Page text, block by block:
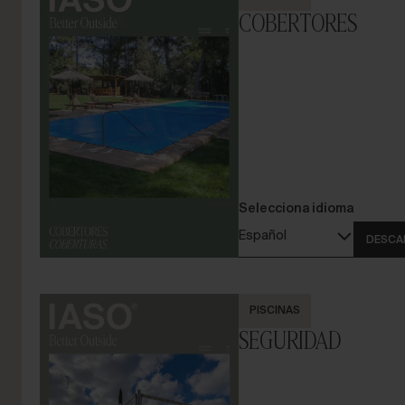
COBERTORES
Selecciona idioma
Español
PISCINAS
SEGURIDAD